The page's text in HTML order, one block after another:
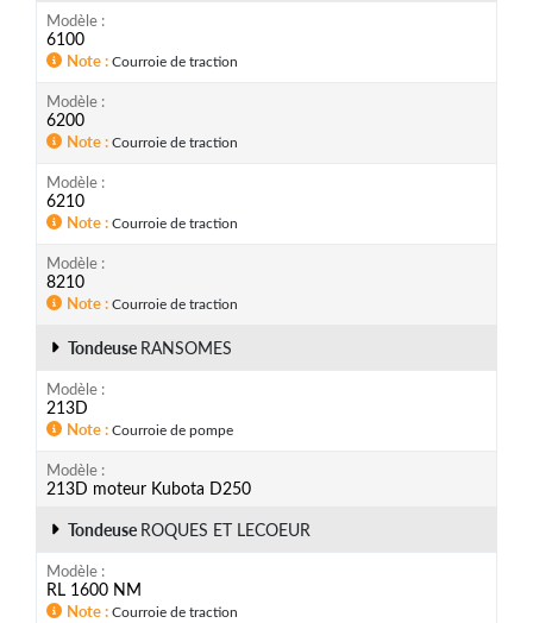
Modèle
6100
Note Courroie de traction
Modèle
6200
Note Courroie de traction
Modèle
6210
Note Courroie de traction
Modèle
8210
Note Courroie de traction
Tondeuse RANSOMES
Modèle
213D
Note Courroie de pompe
Modèle
213D moteur Kubota D250
Tondeuse ROQUES ET LECOEUR
Modèle
RL 1600 NM
Note Courroie de traction